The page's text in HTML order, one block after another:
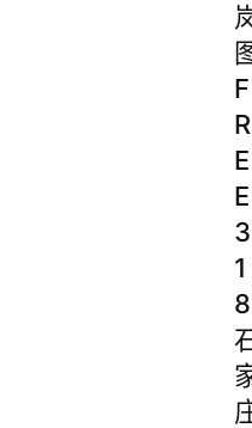
F
R
E
E
3
1
8